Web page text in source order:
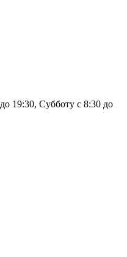
19:30, Субботу с 8:30 до